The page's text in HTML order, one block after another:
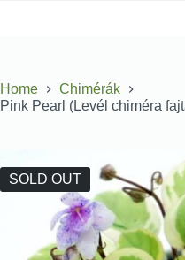
Home
Chimérák
Pink Pearl (Levél chiméra
SOLD OUT